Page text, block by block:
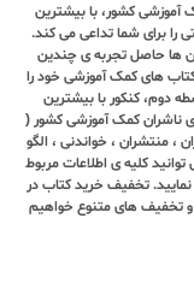
آموزشی کشور، با بیشترین
را برای شما تداعی می کند.
ها حاصل تجربه ی چندین
های کمک آموزشی خود را
دوم، کنکور با بیشترین
ناشران کمک آموزشی کشور (
، منتشران ، خواندنی ، الگو
کلیه ی اطلاعات مربوط
تخفیف خرید کتاب در
و تخفیف های متنوع خواهیم